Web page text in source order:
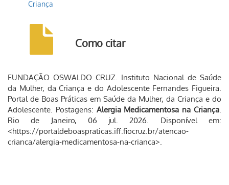
Criança
Como citar
FUNDAÇÃO OSWALDO CRUZ. Instituto Nacional de Saúde
da Mulher, da Criança e do Adolescente Fernandes Figueira.
Portal de Boas Práticas em Saúde da Mulher, da Criança e do
Adolescente. Postagens: Alergia Medicamentosa na Criança.
Rio de Janeiro, 06 jul. 2026. Disponível em:
<https://portaldeboaspraticas.iff.fiocruz.br/atencao-
crianca/alergia-medicamentosa-na-crianca>.